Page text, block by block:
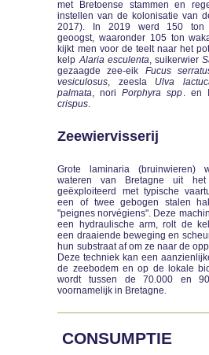
met Bretoense stammen en
instellen van de kolonisatie van
2017). In 2019 werd 150 ton
geoogst, waaronder 105 ton
kijkt men voor de teelt naar het
kelp Alaria esculenta , suikerwier
gezaagde zee-eik Fucus
vesiculosus , zeesla Ulva
palmata
, noriPorphyra spp . en
crispus
Zeewiervisserij
Grote laminaria (bruinwieren)
wateren van Bretagne uit
geëxploiteerd met typische
een of twee gebogen stalen
"peignes norvégiens". Deze
een hydraulische arm, rolt de
een draaiende beweging en
hun substraat af om ze naar de
Deze techniek kan een
de zeebodem en op de lokale
wordt tussen de 70.000 en
voornamelijk in Bretagne.
CONSUMPTIE